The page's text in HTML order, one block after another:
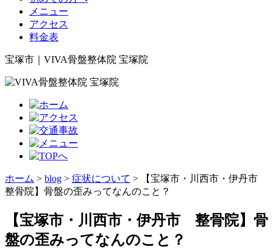
メニュー
アクセス
料金表
宝塚市｜VIVA骨盤整体院 宝塚院
ホーム > blog > 症状について >
【宝塚市・川西市・伊丹市
整骨院】骨盤の歪みってなんのこと？
【宝塚市・川西市・伊丹市 整骨院】骨
盤の歪みってなんのこと？